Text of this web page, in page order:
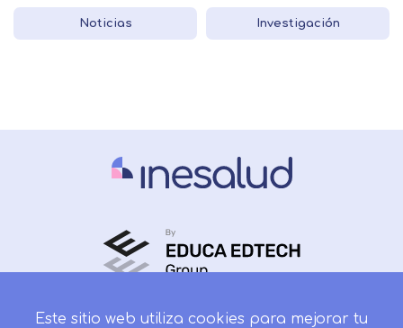
Noticias Investigación
Este sitio web utiliza cookies para mejorar tu